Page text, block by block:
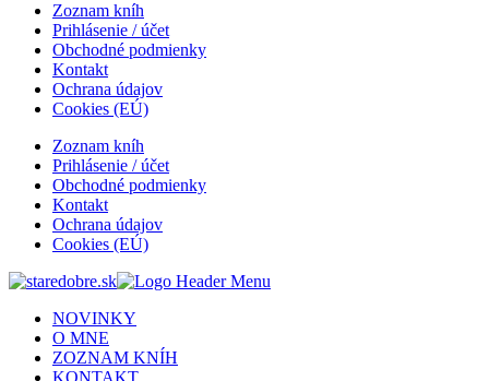
Zoznam kníh
Prihlásenie / účet
Obchodné podmienky
Kontakt
Ochrana údajov
Cookies (EÚ)
Zoznam kníh
Prihlásenie / účet
Obchodné podmienky
Kontakt
Ochrana údajov
Cookies (EÚ)
NOVINKY
O MNE
ZOZNAM KNÍH